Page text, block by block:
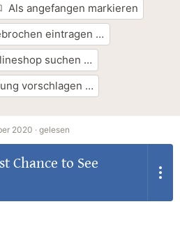
Als angefangen markieren
eintragen …
suchen …
vorschlagen …
2020 · gelesen
Chance to See